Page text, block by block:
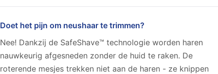
Doet het pijn om neushaar te trimmen?
Nee! Dankzij de SafeShave™ technologie worden haren
nauwkeurig afgesneden zonder de huid te raken. De
roterende mesjes trekken niet aan de haren - ze knippen